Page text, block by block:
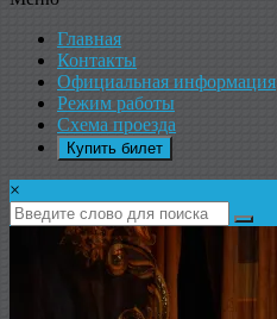
ИКАРГлавная
Контакты
Официальная информация
Режим работы
Схема проезда
Купить билет
×